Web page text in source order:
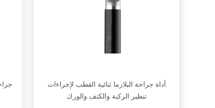
أداة جراحة البلازما ثنائية القطب لإجراءات
تنظير الركبة والكتف والورك